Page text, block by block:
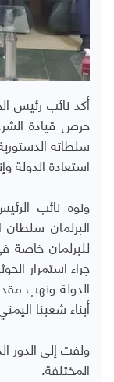
أكد نائب رئيس
حرص قيادة
سلطاته
استعادة الدولة
ونوه نائب
البرلمان سلطان
للبرلمان خاصة
جراء استمرار
الدولة ونهب
أبناء شعبنا
ولفت إلى
المختلفة.